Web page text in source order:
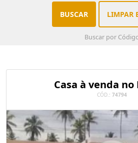
BUSCAR LIMPAR
Buscar por
Casa à venda no
CÓD.: 74794